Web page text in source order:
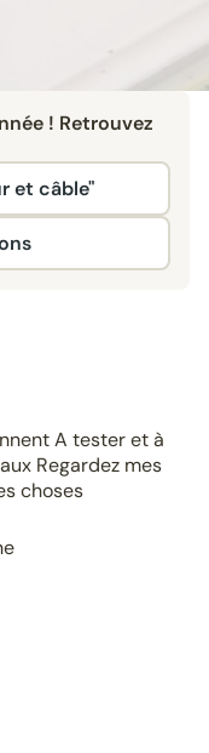
! Retrouvez
et câble"
A tester et à
Regardez mes
choses